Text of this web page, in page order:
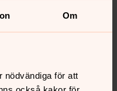
Om
nödvändiga för att
också kakor för